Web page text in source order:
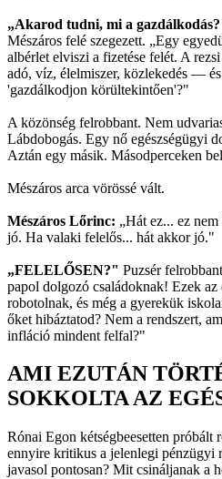
„Akarod tudni, mi a
Mészáros felé szegezett. „Egy
albérlet elviszi a fizetése felét. A
adó, víz, élelmiszer, közlekedés —
'gazdálkodjon körültekintően'?"
A közönség felrobbant. Nem
Lábdobogás. Egy nő egészségügyi
Aztán egy másik. Másodperceken
Mészáros arca vörössé vált.
Mészáros Lőrinc: „Hát ez... ez
jó. Ha valaki felelős... hát akkor jó."
„FELELŐSEN?" Puzsér
papol dolgozó családoknak! Ezek az
robotolnak, és még a gyerekük
őket hibáztatod? Nem a rendszert,
infláció mindent felfal?"
AMI EZUTÁN
SOKKOLTA AZ
Rónai Egon kétségbeesetten próbált
ennyire kritikus a jelenlegi pénzügyi
javasol pontosan? Mit csináljanak a